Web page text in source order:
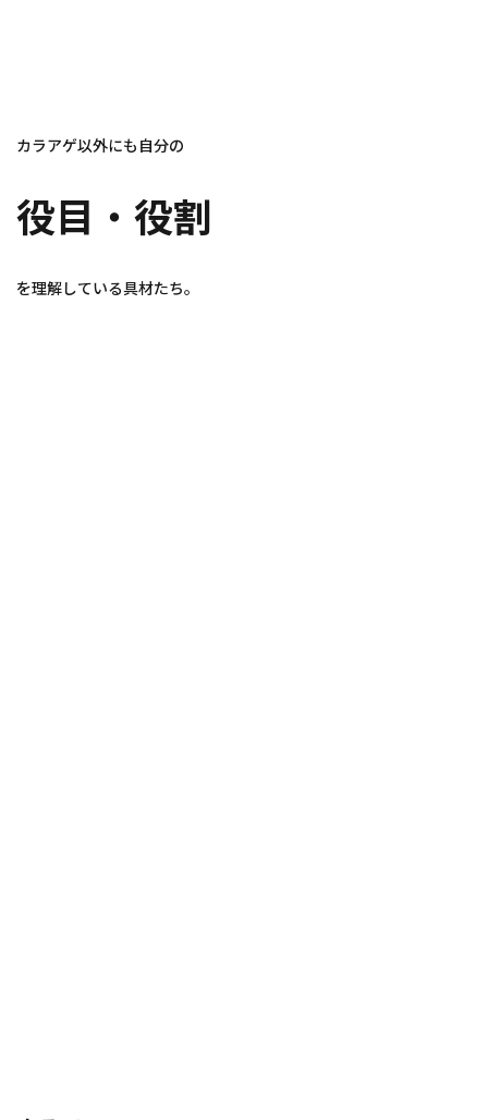
カラアゲ以外にも自分の
役目 ・ 役割
を理解している具材たち。